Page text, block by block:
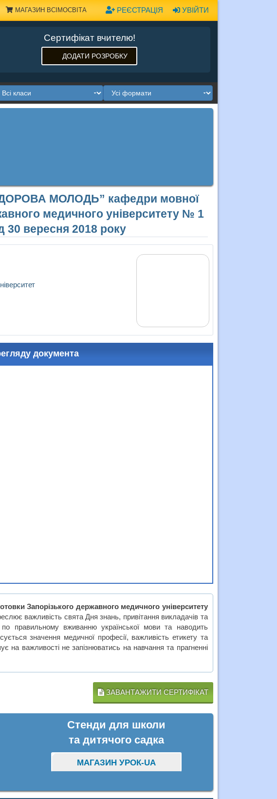
УВІЙТИ
РЕЄСТРАЦІЯ
МАГАЗИН ВСІМОСВІТА
Сертифікат вчителю!
ДОДАТИ РОЗРОБКУ
МОЛОДЬ” кафедри мовної
медичного університету № 1
30 вересня 2018 року
документа
Запорізького державного медичного університету
важливість свята Дня знань, привітання викладачів та
правильному вживанню української мови та наводить
значення медичної професії, важливість етикету та
на важливості не запізнюватись на навчання та прагненні
ЗАВАНТАЖИТИ СЕРТИФІКАТ
Стенди для школи
та дитячого садка
МАГАЗИН УРОК-UA